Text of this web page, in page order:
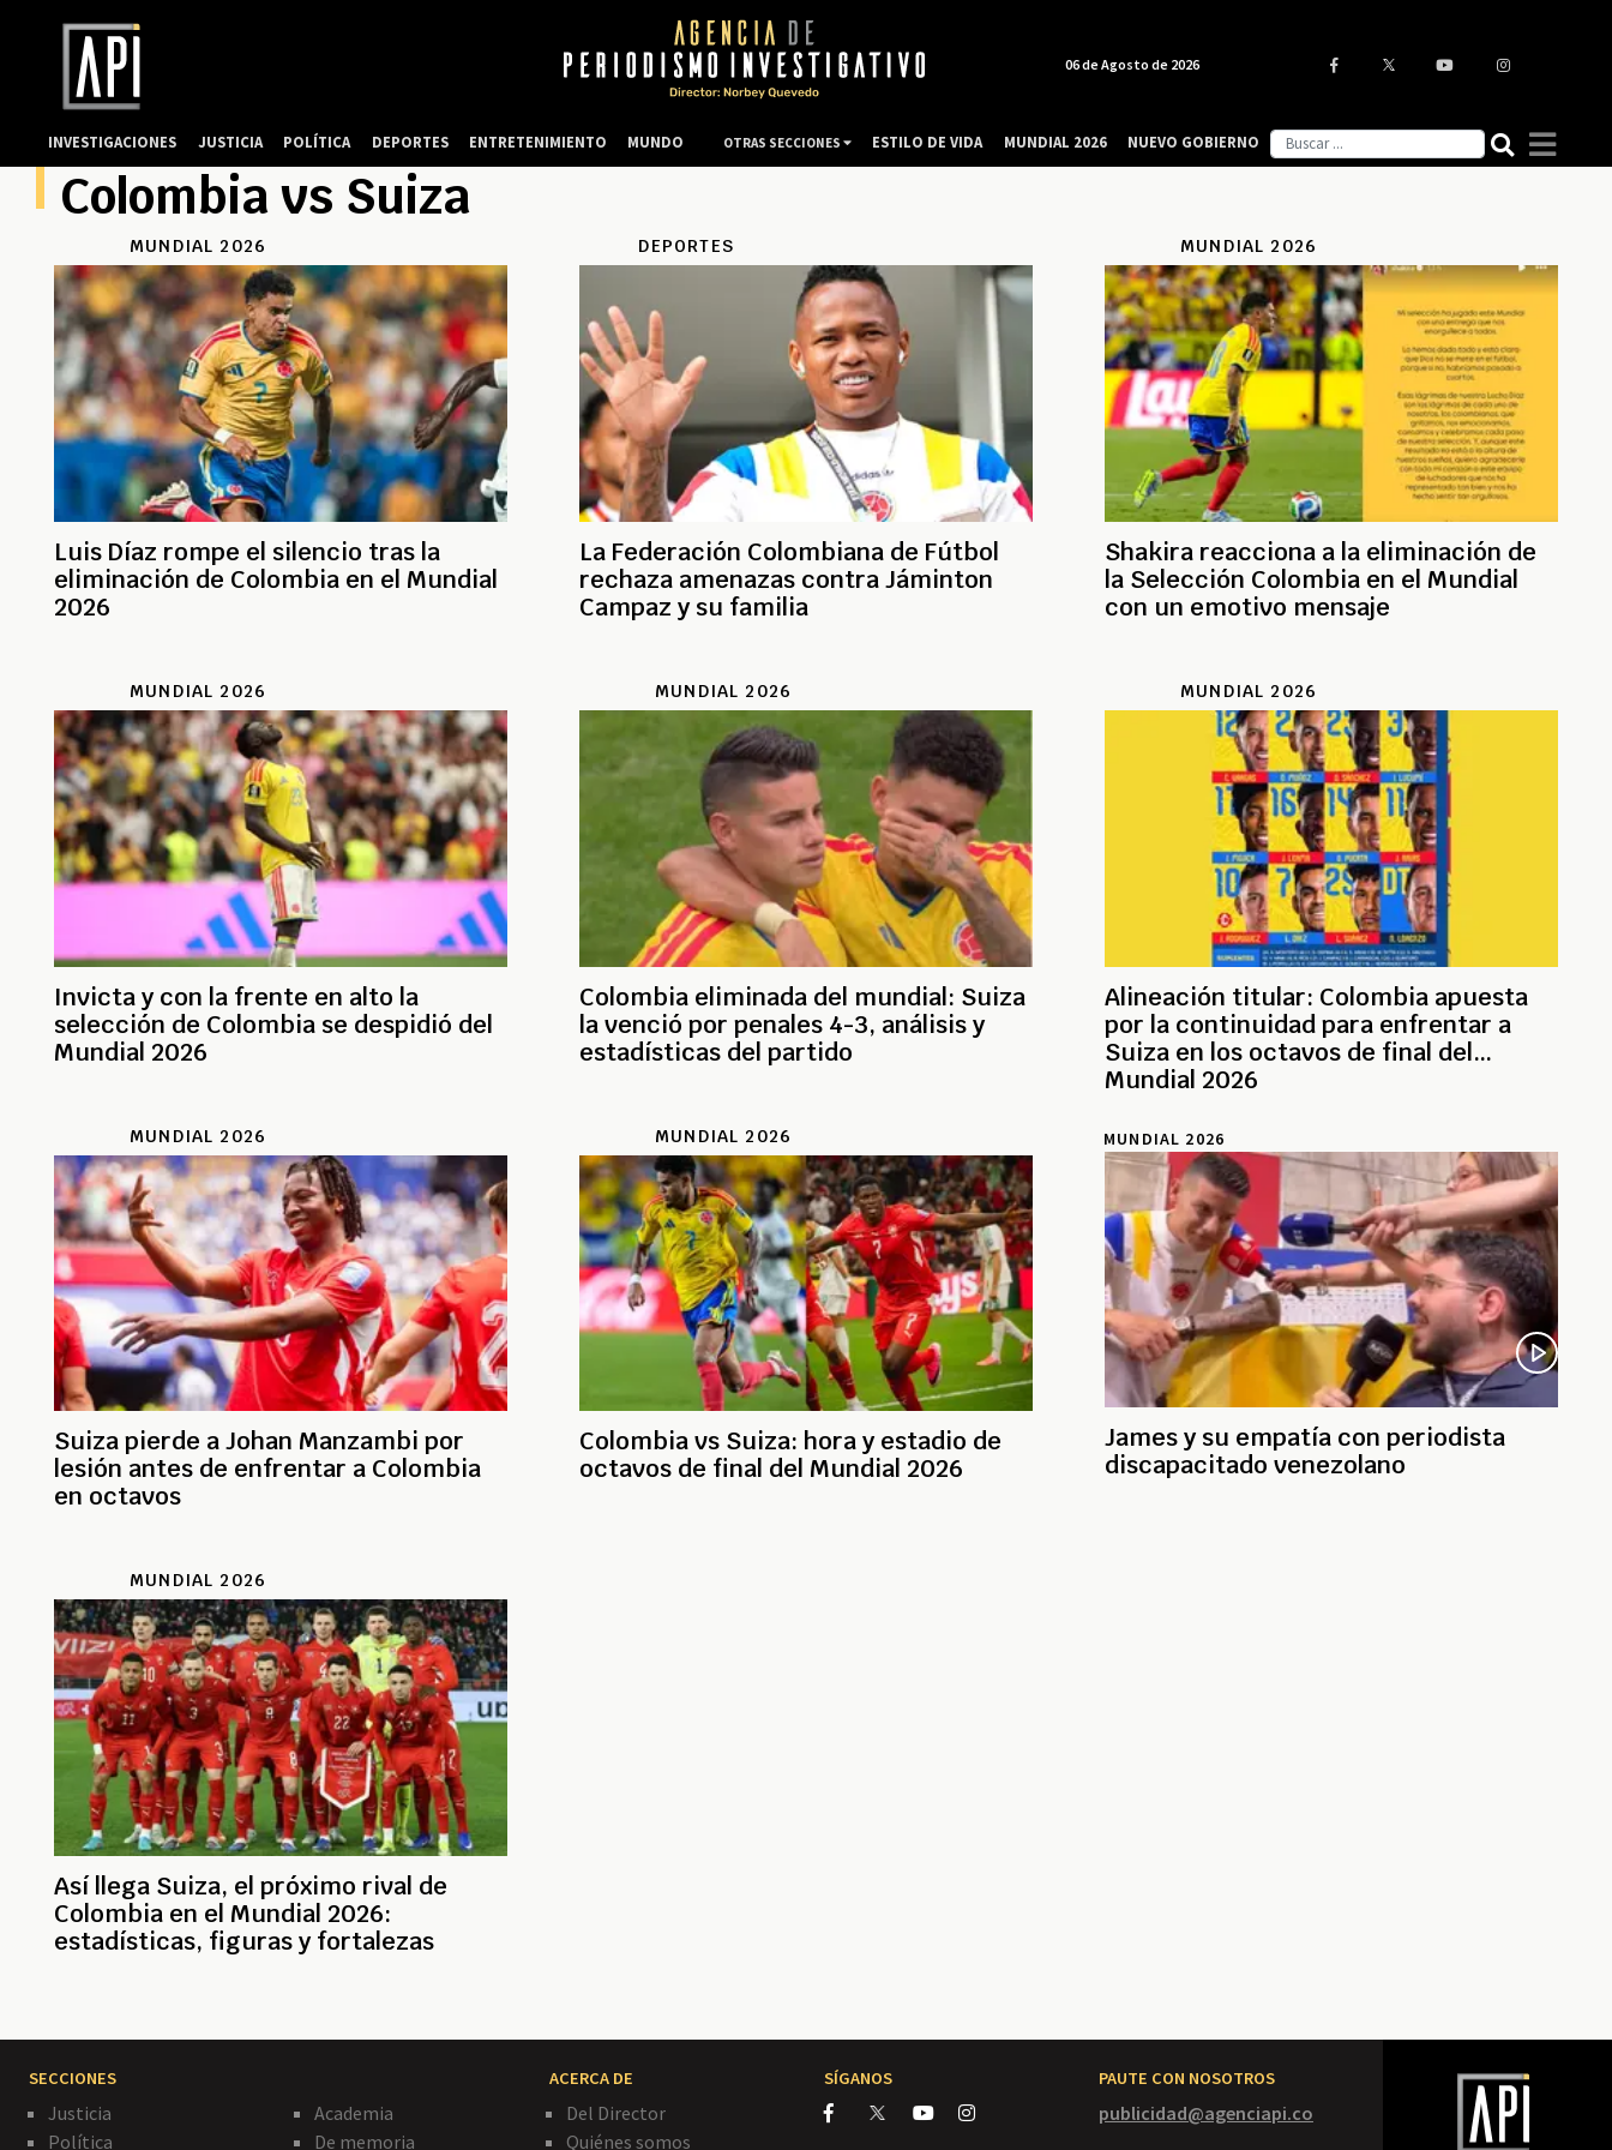
Colombia vs Suiza
MUNDIAL 2026
Luis Díaz rompe el silencio tras la
eliminación de Colombia en el Mundial
2026
DEPORTES
La Federación Colombiana de Fútbol
rechaza amenazas contra Jáminton
Campaz y su familia
MUNDIAL 2026
Shakira reacciona a la eliminación de
la Selección Colombia en el Mundial
con un emotivo mensaje
MUNDIAL 2026
Invicta y con la frente en alto la
selección de Colombia se despidió del
Mundial 2026
MUNDIAL 2026
Colombia eliminada del mundial: Suiza
la venció por penales 4-3, análisis y
estadísticas del partido
MUNDIAL 2026
Alineación titular: Colombia apuesta
por la continuidad para enfrentar a
Suiza en los octavos de final del
Mundial 2026
MUNDIAL 2026
Suiza pierde a Johan Manzambi por
lesión antes de enfrentar a Colombia
en octavos
MUNDIAL 2026
Colombia vs Suiza: hora y estadio de
octavos de final del Mundial 2026
MUNDIAL 2026
James y su empatía con periodista
discapacitado venezolano
MUNDIAL 2026
Así llega Suiza, el próximo rival de
Colombia en el Mundial 2026:
estadísticas, figuras y fortalezas
SECCIONES
Justicia
Política
Academia
De memoria
ACERCA DE
Del Director
Quiénes somos
SÍGANOS PAUTE CON NOSOTROS
publicidad@agenciapi.co
06 de Agosto de 2026
INVESTIGACIONES JUSTICIA POLÍTICA DEPORTES ENTRETENIMIENTO MUNDO OTRAS SECCIONES ESTILO DE VIDA MUNDIAL 2026 NUEVO GOBIERNO